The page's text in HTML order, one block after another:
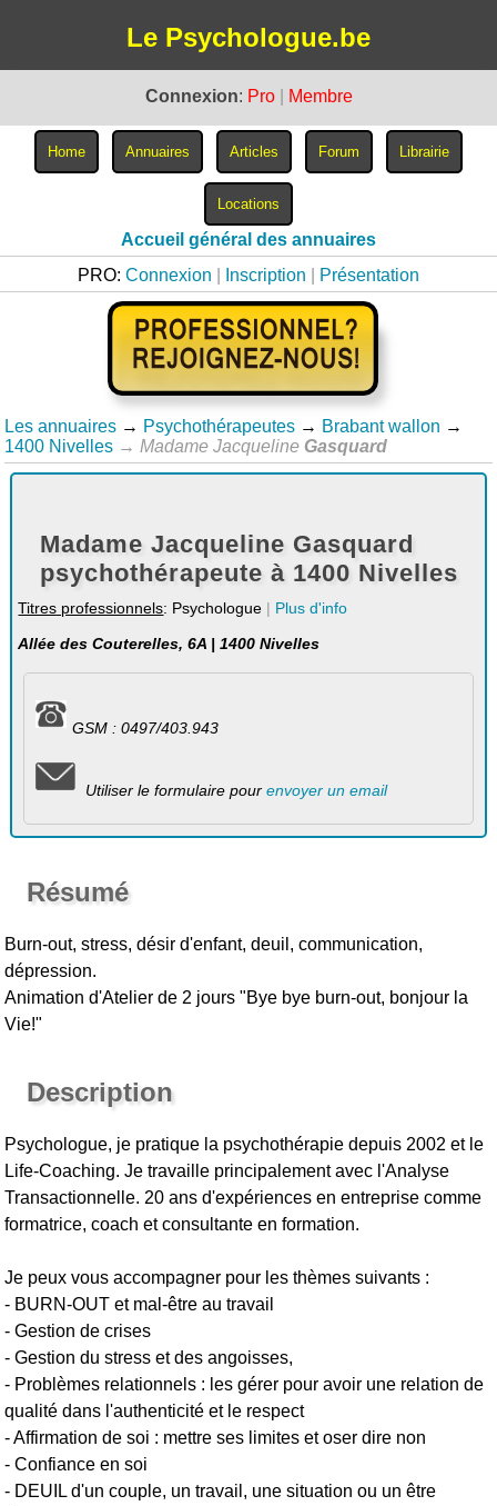
Le Psychologue.be
Connexion: Pro Membre
Accueil général des annuaires
PRO: Connexion Inscription Présentation
Les annuaires → Psychothérapeutes → Brabant wallon →
1400 Nivelles → Madame Jacqueline Gasquard
Madame Jacqueline Gasquard
psychothérapeute à 1400 Nivelles
Titres professionnels: Psychologue | Plus d'info
Allée des Couterelles, 6A | 1400 Nivelles
GSM : 0497/403.943
Utiliser le formulaire pour envoyer un email
Résumé
Burn-out, stress, désir d'enfant, deuil, communication,
dépression.
Animation d'Atelier de 2 jours "Bye bye burn-out, bonjour la
Vie!"
Description
Psychologue, je pratique la psychothérapie depuis 2002 et le
Life-Coaching. Je travaille principalement avec l'Analyse
Transactionnelle. 20 ans d'expériences en entreprise comme
formatrice, coach et consultante en formation.
Je peux vous accompagner pour les thèmes suivants :
- BURN-OUT et mal-être au travail
- Gestion de crises
- Gestion du stress et des angoisses,
- Problèmes relationnels : les gérer pour avoir une relation de
qualité dans l'authenticité et le respect
- Affirmation de soi : mettre ses limites et oser dire non
- Confiance en soi
- DEUIL d'un couple, un travail, une situation ou un être